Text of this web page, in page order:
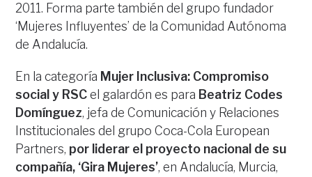
2011. Forma parte también del grupo fundador
‘Mujeres Influyentes’ de la Comunidad Autónoma
de Andalucía.
En la categoría Mujer Inclusiva: Compromiso
social y RSCel galardón es para Beatriz Codes
Domínguez, jefa de Comunicación y Relaciones
Institucionales del grupo Coca-Cola European
Partners, por liderar el proyecto nacional de su
compañía, ‘Gira Mujeres’, en Andalucía, Murcia,